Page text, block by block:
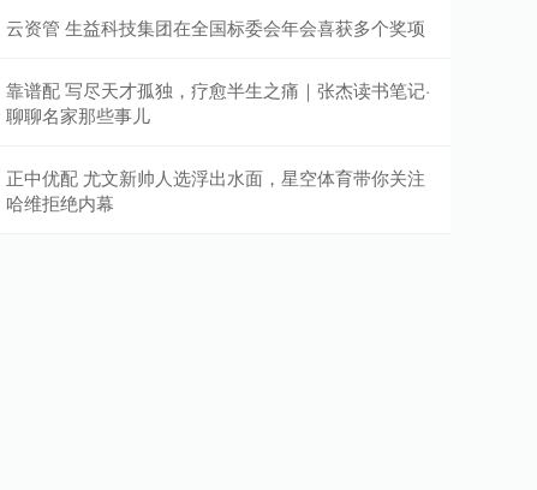
云资管 生益科技集团在全国标委会年会喜获多个奖项
靠谱配 写尽天才孤独，疗愈半生之痛｜张杰读书笔记·
聊聊名家那些事儿
正中优配 尤文新帅人选浮出水面，星空体育带你关注
哈维拒绝内幕